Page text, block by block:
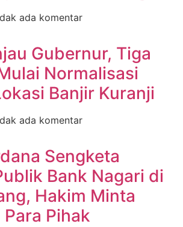
ada komentar
Gubernur, Tiga
Normalisasi
Banjir Kuranji
ada komentar
Sengketa
Bank Nagari di
Hakim Minta
Pihak